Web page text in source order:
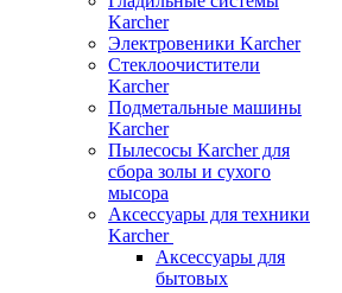
Karcher
Электровеники Karcher
Стеклоочистители
Karcher
Подметальные машины
Karcher
Пылесосы Karcher для
сбора золы и сухого
мысора
Аксессуары для техники
Karcher
Аксессуары для
бытовых